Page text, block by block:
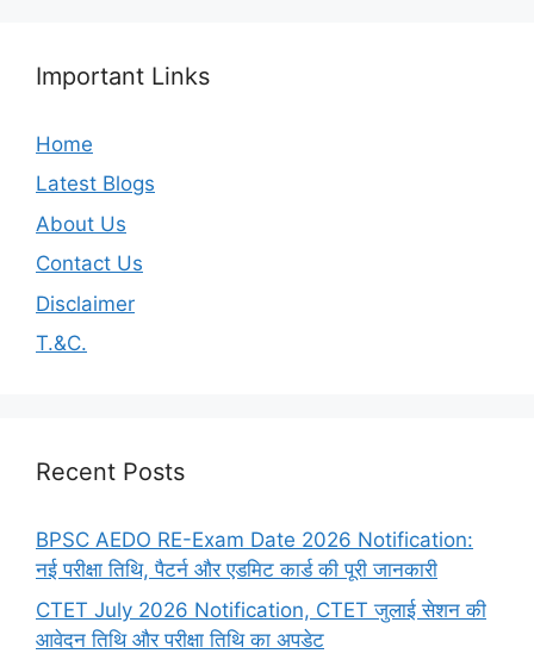
Important Links
Home
Latest Blogs
About Us
Contact Us
Disclaimer
T.&C.
Recent Posts
BPSC AEDO RE-Exam Date 2026 Notification:
नई परीक्षा तिथि, पैटर्न और एडमिट कार्ड की पूरी जानकारी
CTET July 2026 Notification, CTET जुलाई सेशन की
आवेदन तिथि और परीक्षा तिथि का अपडेट